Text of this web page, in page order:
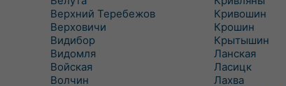
Верхний Теребежов
Верховичи
Видибор
Видомля
Войская
Волчин
Кривошин
Крошин
Крытышин
Ланская
Ласицк
Лахва